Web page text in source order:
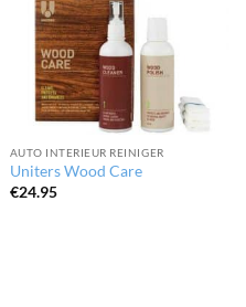
AUTO INTERIEUR REINIGER
Uniters Wood Care
€24.95